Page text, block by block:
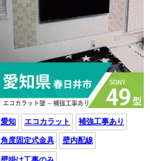
愛知 エコカラット 補強工事あり
角度固定式金具 壁内配線
壁掛け工事のみ